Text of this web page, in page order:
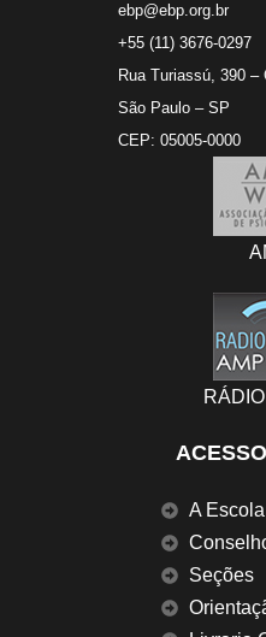
ebp@ebp.org.br
+55 (11) 3676-0297
Rua Turiassú, 390 –
São Paulo – SP
CEP: 05005-0000
A Escola
Seções